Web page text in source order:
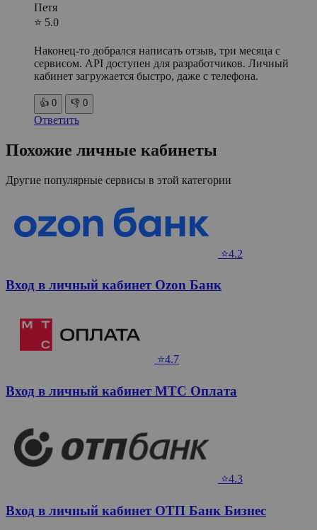
Петя
⭐ 5.0
Наконец-то добрался написать отзыв, три месяца с
сервисом. API доступен для разработчиков. Личный
кабинет загружается быстро, даже с телефона.
👍 0 👎 0
Ответить
Похожие личные кабинеты
Другие популярные сервисы в этой категории
⭐4.2
Вход в личный кабинет Ozon Банк
⭐4.7
Вход в личный кабинет МТС Оплата
⭐4.3
Вход в личный кабинет ОТП Банк Бизнес